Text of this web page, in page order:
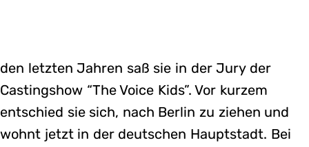
den letzten Jahren saß sie in der Jury der
Castingshow “The Voice Kids”. Vor kurzem
entschied sie sich, nach Berlin zu ziehen und
wohnt jetzt in der deutschen Hauptstadt. Bei